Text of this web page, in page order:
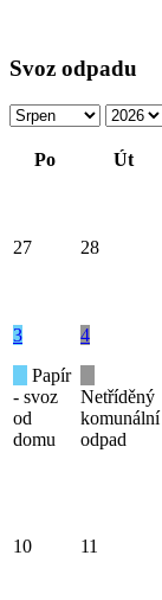
Svoz odpadu
Po Út
27 28
3
Papír
- svoz
od
domu
4
Netříděný
komunální
odpad
10 11